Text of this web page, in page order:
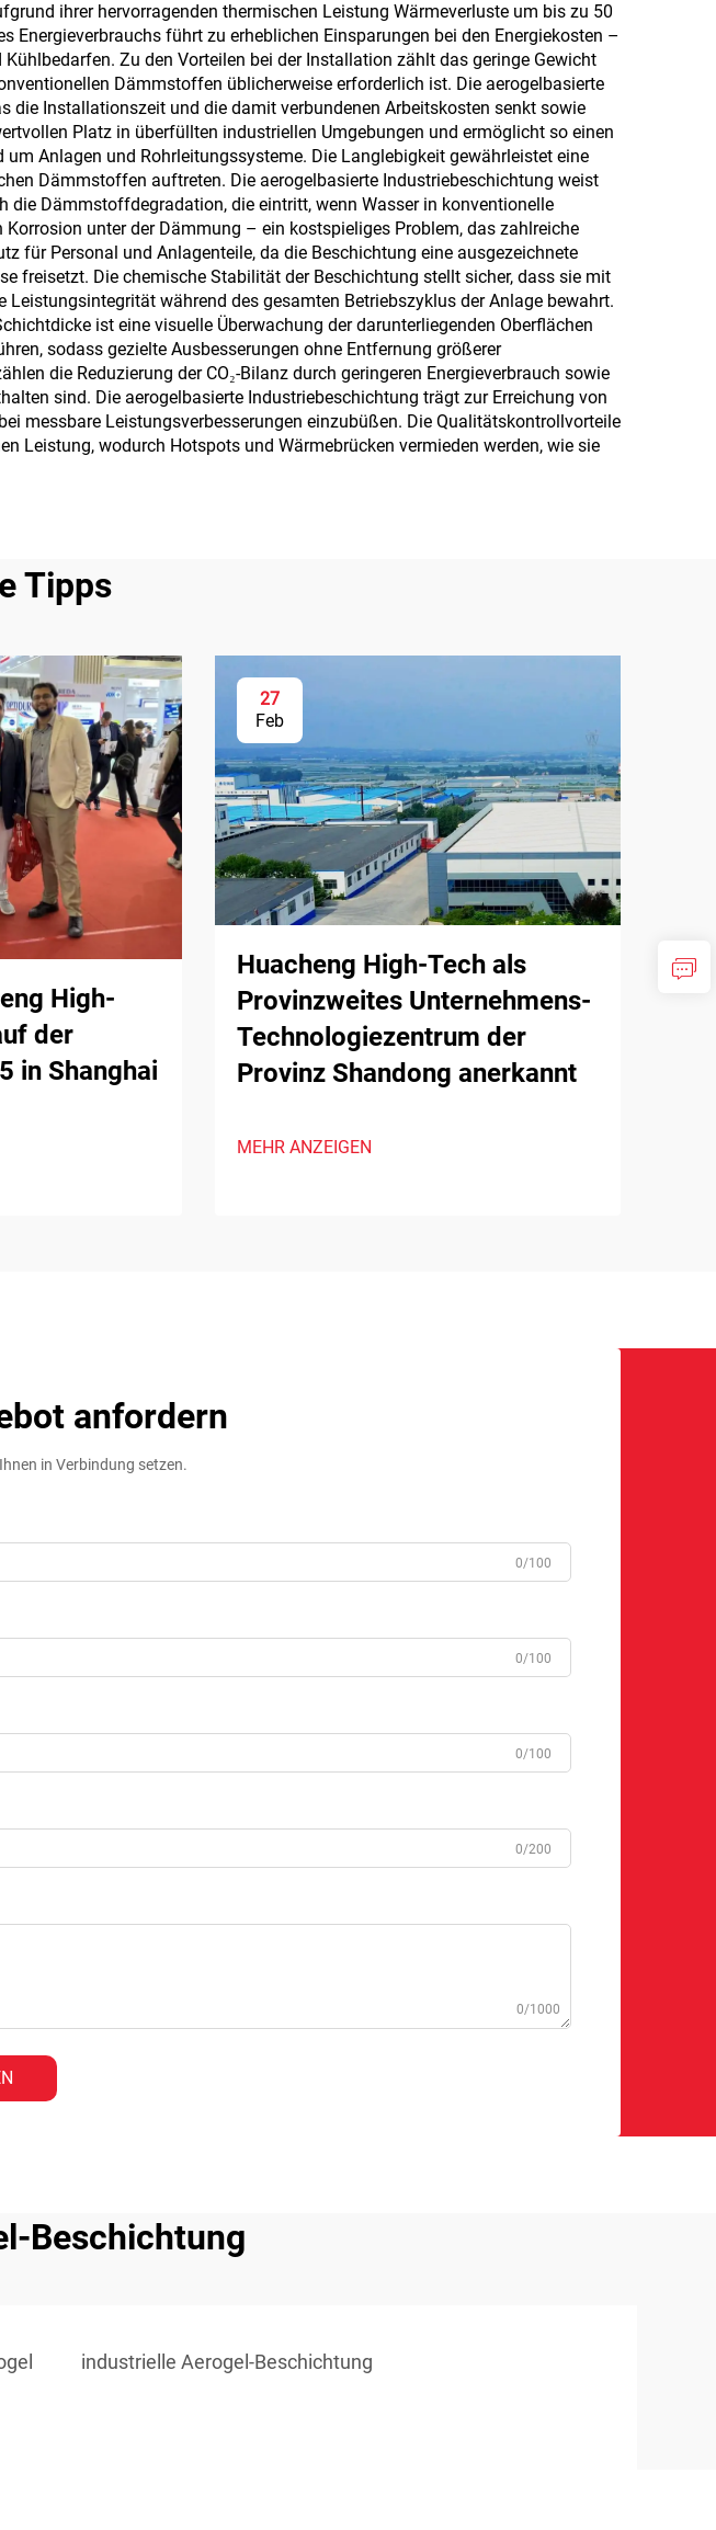
Verkehrseinrichtungen
und Außenanlagen sowie
für neu entstehende
Lebensstil-
Anwendungen
ihrer hervorragenden thermischen Leistung Wärmeverluste um bis zu 50
führt zu erheblichen Einsparungen bei den Energiekosten –
Zu den Vorteilen bei der Installation zählt das geringe Gewicht
Dämmstoffen üblicherweise erforderlich ist. Die aerogelbasierte
Installationszeit und die damit verbundenen Arbeitskosten senkt sowie
Platz in überfüllten industriellen Umgebungen und ermöglicht so einen
Anlagen und Rohrleitungssysteme. Die Langlebigkeit gewährleistet eine
Dämmstoffen auftreten. Die aerogelbasierte Industriebeschichtung weist
Dämmstoffdegradation, die eintritt, wenn Wasser in konventionelle
unter der Dämmung – ein kostspieliges Problem, das zahlreiche
für Personal und Anlagenteile, da die Beschichtung eine ausgezeichnete
freisetzt. Die chemische Stabilität der Beschichtung stellt sicher, dass sie mit
während des gesamten Betriebszyklus der Anlage bewahrt.
ist eine visuelle Überwachung der darunterliegenden Oberflächen
sodass gezielte Ausbesserungen ohne Entfernung größerer
die Reduzierung der CO₂-Bilanz durch geringeren Energieverbrauch sowie
sind. Die aerogelbasierte Industriebeschichtung trägt zur Erreichung von
messbare Leistungsverbesserungen einzubüßen. Die Qualitätskontrollvorteile
Leistung, wodurch Hotspots und Wärmebrücken vermieden werden, wie sie
Tipps
High-
der
in Shanghai
27
Feb
Huacheng High-Tech als
Provinzweites Unternehmens-
Technologiezentrum der
Provinz Shandong anerkannt
MEHR ANZEIGEN
anfordern
in Verbindung setzen.
0/100
0/100
0/100
0/200
0/1000
Beschichtung
industrielle Aerogel-Beschichtung